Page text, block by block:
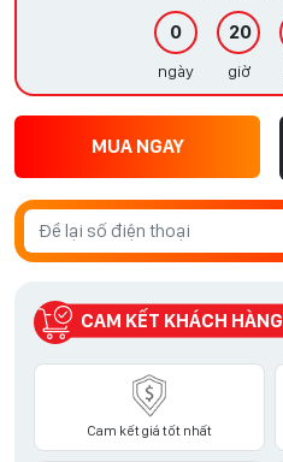
0
ngày
20
giờ
MUA NGAY
CAM KẾT KHÁCH HÀNG
Cam kết giá tốt nhất